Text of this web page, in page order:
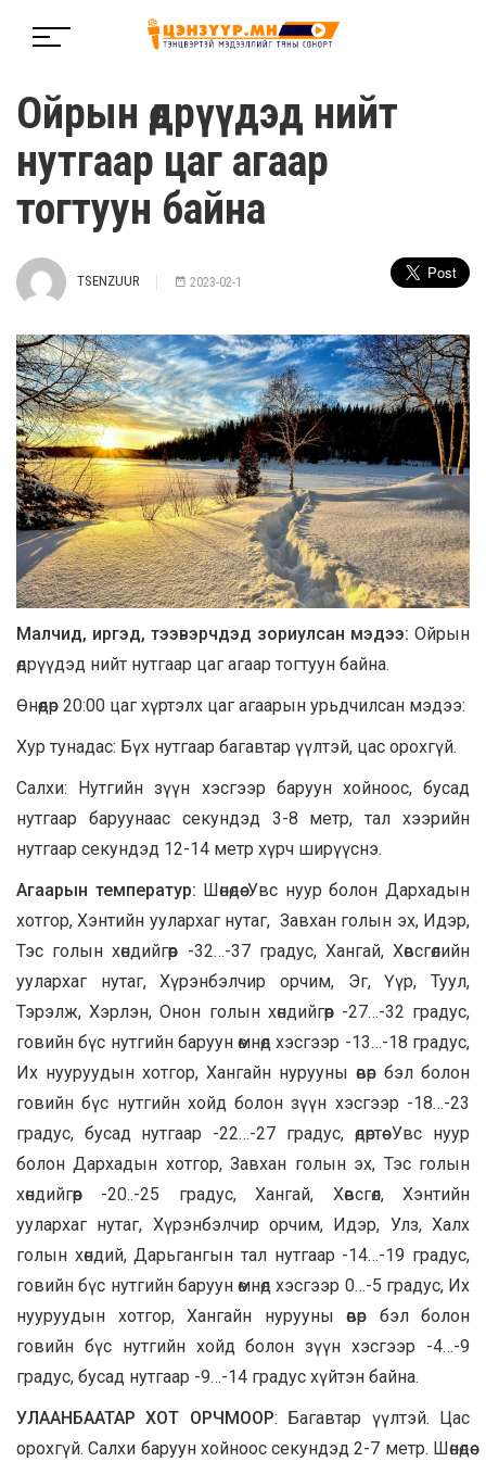
Ойрын өдрүүдэд нийт
нутгаар цаг агаар
тогтуун байна
TSENZUUR 2023-02-1
Малчид, иргэд, тээвэрчдэд зориулсан мэдээ: Ойрын
өдрүүдэд нийт нутгаар цаг агаар тогтуун байна.
Өнөөдөр 20:00 цаг хүртэлх цаг агаарын урьдчилсан мэдээ:
Хур тунадас: Бүх нутгаар багавтар үүлтэй, цас орохгүй.
Салхи: Нутгийн зүүн хэсгээр баруун хойноос, бусад
нутгаар баруунаас секундэд 3-8 метр, тал хээрийн
нутгаар секундэд 12-14 метр хүрч ширүүснэ.
Агаарын температур: Шөнөдөө Увс нуур болон Дархадын
хотгор, Хэнтийн уулархаг нутаг, Завхан голын эх, Идэр,
Тэс голын хөндийгөөр -32…-37 градус, Хангай, Хөвсгөлийн
уулархаг нутаг, Хүрэнбэлчир орчим, Эг, Үүр, Туул,
Тэрэлж, Хэрлэн, Онон голын хөндийгөөр -27…-32 градус,
говийн бүс нутгийн баруун өмнөд хэсгээр -13…-18 градус,
Их нууруудын хотгор, Хангайн нурууны өвөр бэл болон
говийн бүс нутгийн хойд болон зүүн хэсгээр -18…-23
градус, бусад нутгаар -22…-27 градус, өдөртөө Увс нуур
болон Дархадын хотгор, Завхан голын эх, Тэс голын
хөндийгөөр -20..-25 градус, Хангай, Хөвсгөл, Хэнтийн
уулархаг нутаг, Хүрэнбэлчир орчим, Идэр, Улз, Халх
голын хөндий, Дарьгангын тал нутгаар -14…-19 градус,
говийн бүс нутгийн баруун өмнөд хэсгээр 0…-5 градус, Их
нууруудын хотгор, Хангайн нурууны өвөр бэл болон
говийн бүс нутгийн хойд болон зүүн хэсгээр -4…-9
градус, бусад нутгаар -9…-14 градус хүйтэн байна.
УЛААНБААТАР ХОТ ОРЧМООР: Багавтар үүлтэй. Цас
орохгүй. Салхи баруун хойноос секундэд 2-7 метр. Шөнөдөө